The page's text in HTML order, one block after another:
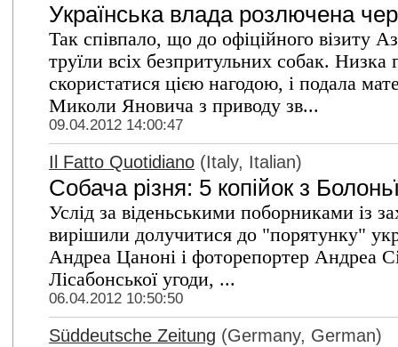
Українська влада розлючена
Так співпало, що до офіційного візиту
труїли всіх безпритульних собак. Низка
скористатися цією нагодою, і подала
Миколи Яновича з приводу зв...
09.04.2012 14:00:47
Il Fatto Quotidiano (Italy, Italian)
Собача різня: 5 копійок з
Услід за віденьськими поборниками із
вирішили долучитися до "порятунку"
Андреа Цаноні і фоторепортер Андреа
Лісабонської угоди, ...
06.04.2012 10:50:50
Süddeutsche Zeitung (Germany, German)